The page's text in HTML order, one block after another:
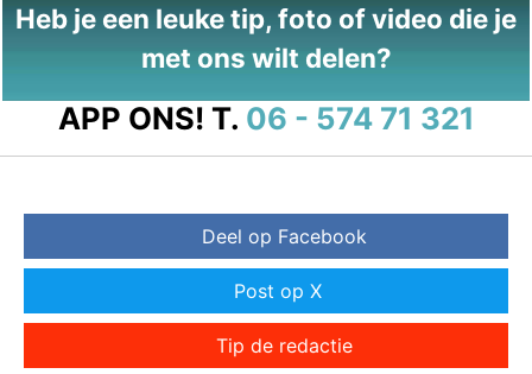
Heb je een leuke tip, foto of video die je
met ons wilt delen?
APP ONS! T. 06 - 574 71 321
Deel op Facebook
Post op X
Tip de redactie